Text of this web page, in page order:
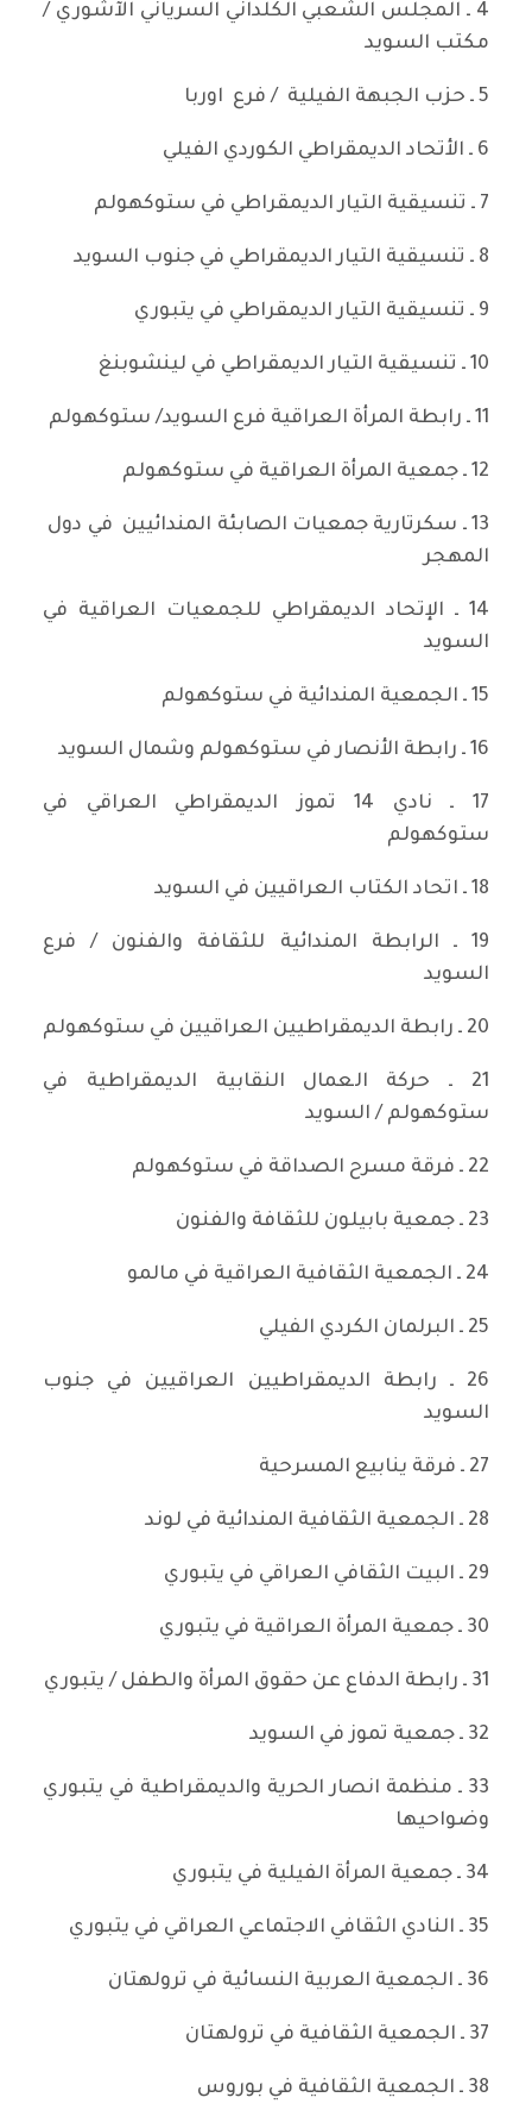
4 ـ المجلس الشعبي الكلداني السرياني الآشوري /
مكتب السويد
5 ـ حزب الجبهة الفيلية / فرع اوربا
6 ـ الأتحاد الديمقراطي الكوردي الفيلي
7 ـ تنسيقية التيار الديمقراطي في ستوكهولم
8 ـ تنسيقية التيار الديمقراطي في جنوب السويد
9 ـ تنسيقية التيار الديمقراطي في يتبوري
10 ـ تنسيقية التيار الديمقراطي في لينشوبنغ
11 ـ رابطة المرأة العراقية فرع السويد/ ستوكهولم
12 ـ جمعية المرأة العراقية في ستوكهولم
13 ـ سكرتارية جمعيات الصابئة المندائيين في دول
المهجر
14 ـ الإتحاد الديمقراطي للجمعيات العراقية في
السويد
15 ـ الجمعية المندائية في ستوكهولم
16 ـ رابطة الأنصار في ستوكهولم وشمال السويد
17 ـ نادي 14 تموز الديمقراطي العراقي في
ستوكهولم
18 ـ اتحاد الكتاب العراقيين في السويد
19 ـ الرابطة المندائية للثقافة والفنون / فرع
السويد
20 ـ رابطة الديمقراطيين العراقيين في ستوكهولم
21 ـ حركة العمال النقابية الديمقراطية في
ستوكهولم / السويد
22 ـ فرقة مسرح الصداقة في ستوكهولم
23 ـ جمعية بابيلون للثقافة والفنون
24 ـ الجمعية الثقافية العراقية في مالمو
25 ـ البرلمان الكردي الفيلي
26 ـ رابطة الديمقراطيين العراقيين في جنوب
السويد
27 ـ فرقة ينابيع المسرحية
28 ـ الجمعية الثقافية المندائية في لوند
29 ـ البيت الثقافي العراقي في يتبوري
30 ـ جمعية المرأة العراقية في يتبوري
31 ـ رابطة الدفاع عن حقوق المرأة والطفل / يتبوري
32 ـ جمعية تموز في السويد
33 ـ منظمة انصار الحرية والديمقراطية في يتبوري
وضواحيها
34 ـ جمعية المرأة الفيلية في يتبوري
35 ـ النادي الثقافي الاجتماعي العراقي في يتبوري
36 ـ الجمعية العربية النسائية في ترولهتان
37 ـ الجمعية الثقافية في ترولهتان
38 ـ الجمعية الثقافية في بوروس